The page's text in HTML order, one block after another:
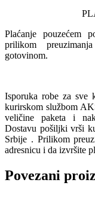
Plaćanje pouzećem
prilikom
gotovinom.
Isporuka robe za sve
kurirskom službom
veličine paketa i
Dostavu pošiljki vrši
Srbije . Prilikom
adresnicu i da izvršite
Povezani